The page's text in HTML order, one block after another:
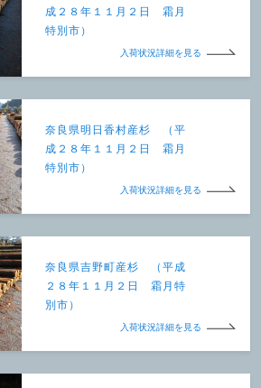
成２８年１１月２日 霜月
特別市）
入荷状況詳細を見る
奈良県明日香村産杉 （平
成２８年１１月２日 霜月
特別市）
入荷状況詳細を見る
奈良県吉野町産杉 （平成
２８年１１月２日 霜月特
別市）
入荷状況詳細を見る